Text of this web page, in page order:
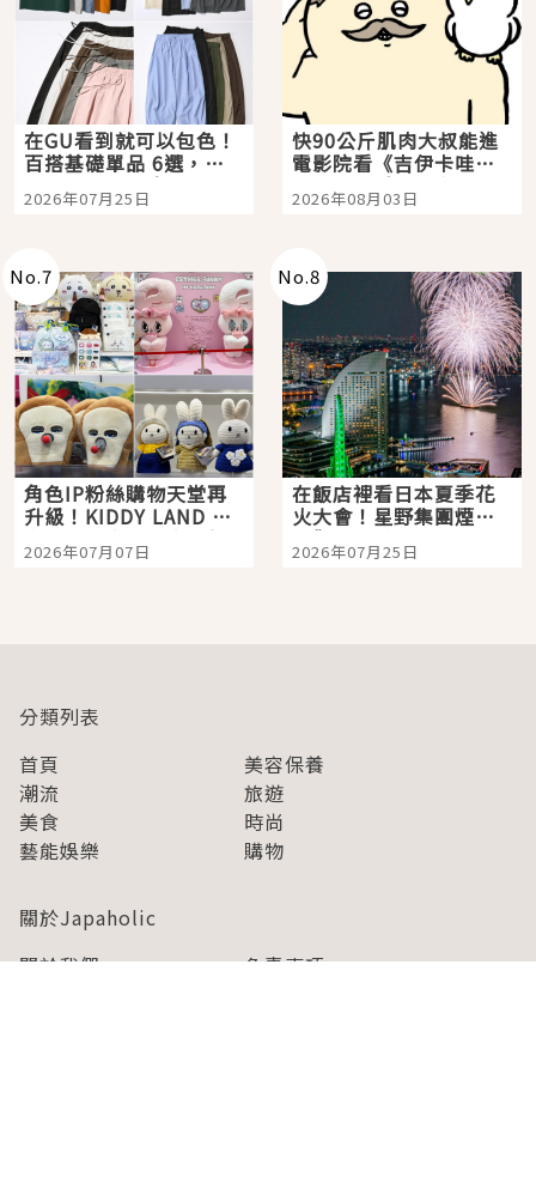
在GU看到就可以包色！
百搭基礎單品 6選，閉
眼全收也不心疼
2026年07月25日
快90公斤肌肉大叔能進
電影院看《吉伊卡哇》
嗎？日本重金屬樂團
「打首」會長與nagano
2026年08月03日
No.7
角色IP粉絲購物天堂再
升級！KIDDY LAND 原
宿店吉伊卡哇迎客，新
開幕 OMOKADO 店3分
2026年07月07日
No.8
在飯店裡看日本夏季花
火大會！星野集團煙火
景觀飯店6選，讓你不用
人擠人悠閒欣賞
2026年07月25日
分類列表
首頁
美容保養
潮流
旅遊
美食
時尚
藝能娛樂
購物
關於Japaholic
關於我們
免責事項